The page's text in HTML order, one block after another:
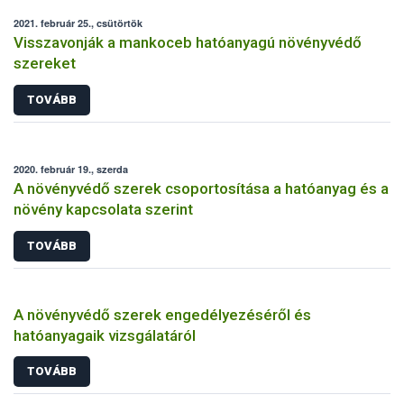
2021. február 25., csütörtök
Visszavonják a mankoceb hatóanyagú növényvédő
szereket
TOVÁBB
2020. február 19., szerda
A növényvédő szerek csoportosítása a hatóanyag és a
növény kapcsolata szerint
TOVÁBB
A növényvédő szerek engedélyezéséről és
hatóanyagaik vizsgálatáról
TOVÁBB